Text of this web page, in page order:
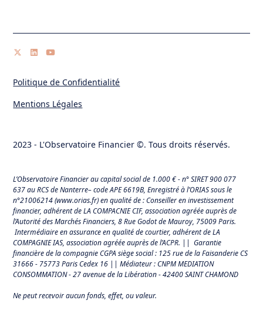
2023 - L'Observatoire Financier ©. Tous droits réservés.
Politique de Confidentialité
Mentions Légales
L’Observatoire Financier au capital social de 1.000 € - n° SIRET 900 077
637 au RCS de Nanterre– code APE 6619B, Enregistré à l’ORIAS sous le
n°21006214 (www.orias.fr) en qualité de : Conseiller en investissement
financier, adhérent de LA COMPACNIE CIF, association agréée auprès de
l’Autorité des Marchés Financiers, 8 Rue Godot de Mauroy, 75009 Paris.
Intermédiaire en assurance en qualité de courtier, adhérent de LA
COMPAGNIE IAS, association agréée auprès de l’ACPR. || Garantie
financière de la compagnie CGPA siège social : 125 rue de la Faisanderie CS
31666 - 75773 Paris Cedex 16 || Médiateur : CNPM MEDIATION
CONSOMMATION - 27 avenue de la Libération - 42400 SAINT CHAMOND
Ne peut recevoir aucun fonds, effet, ou valeur.